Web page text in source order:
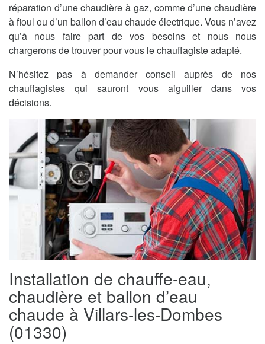
réparation d’une chaudière à gaz, comme d’une chaudière
à fioul ou d’un ballon d’eau chaude électrique. Vous n’avez
qu’à nous faire part de vos besoins et nous nous
chargerons de trouver pour vous le chauffagiste adapté.
N’hésitez pas à demander conseil auprès de nos
chauffagistes qui sauront vous aiguiller dans vos
décisions.
Installation de chauffe-eau,
chaudière et ballon d’eau
chaude à Villars-les-Dombes
(01330)